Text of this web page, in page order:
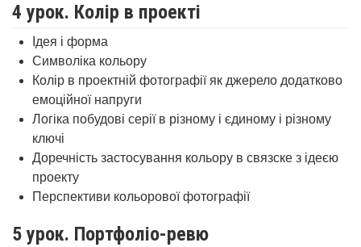
4 урок. Колір в проекті
Ідея і форма
Символіка кольору
Колір в проектній фотографії як джерело додатково
емоційної напруги
Логіка побудові серії в різному і єдиному і різному
ключі
Доречність застосування кольору в связске з ідеєю
проекту
Перспективи кольорової фотографії
5 урок. Портфоліо-ревю